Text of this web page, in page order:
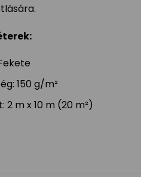
150 g/m²
2 m x 10 m (20 m²)